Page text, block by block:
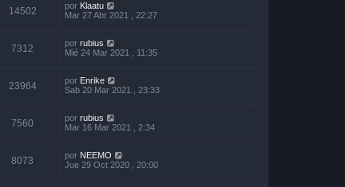
14502 por Klaatu
Mar 27 Abr 2021 , 22:27
7312 por rubius
Mié 24 Mar 2021 , 11:35
23964 por Enrike
Sab 20 Mar 2021 , 23:33
7560 por rubius
Mar 16 Mar 2021 , 2:34
8073 por NEEMO
Jue 29 Oct 2020 , 20:00